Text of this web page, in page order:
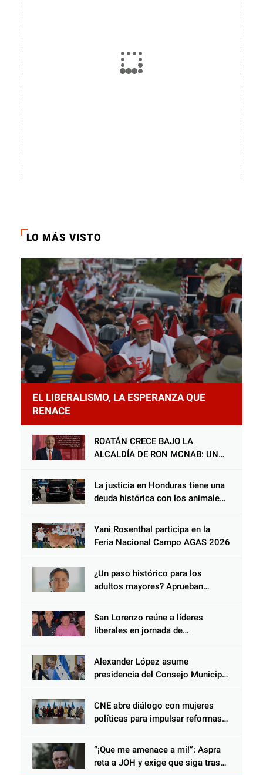
LO MÁS VISTO
EL LIBERALISMO, LA ESPERANZA QUE
RENACE
ROATÁN CRECE BAJO LA
ALCALDÍA DE RON MCNAB: UN
COMUNIDAD Y DEL PARTIDO
LIBERAL
La justicia en Honduras tiene una
deuda histórica con los animales,
peso de la ley al responsable de
Choloma es consolidar un Estado
que protege al verdugo y
Yani Rosenthal participa en la
Feria Nacional Campo AGAS 2026
¿Un paso histórico para los
adultos mayores? Aprueban
Salomón Nazar para fortalecer su
protección en Honduras
San Lorenzo reúne a líderes
liberales en jornada de
Alexander López asume
presidencia del Consejo Municipal
Censo Nacional 2026
CNE abre diálogo con mujeres
políticas para impulsar reformas
“¡Que me amenace a mí!”: Aspra
reta a JOH y exige que siga tras